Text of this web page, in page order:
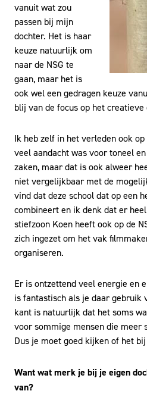
vanuit wat zou
passen bij mijn
dochter. Het is haar
keuze natuurlijk om
naar de NSG te
gaan, maar het is
ook wel een gedragen keuze
blij van de focus op het
Ik heb zelf in het verleden ook
veel aandacht was voor toneel
zaken, maar dat is ook alweer
niet vergelijkbaar met de
vind dat deze school dat op een
combineert en ik denk dat er
stiefzoon Koen heeft ook op de
zich ingezet om het vak
organiseren.
Er is ontzettend veel energie en
is fantastisch als je daar gebruik
kant is natuurlijk dat het soms
voor sommige mensen die meer
Dus je moet goed kijken of het bij
Want wat merk je bij je eigen
van?